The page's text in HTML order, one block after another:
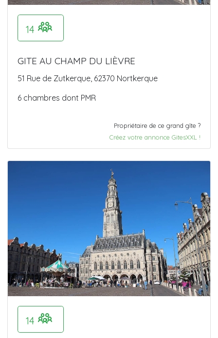
14
GITE AU CHAMP DU LIÈVRE
51 Rue de Zutkerque, 62370 Nortkerque
6 chambres dont PMR
Propriétaire de ce grand gîte ?
Créez votre annonce GitesXXL !
14